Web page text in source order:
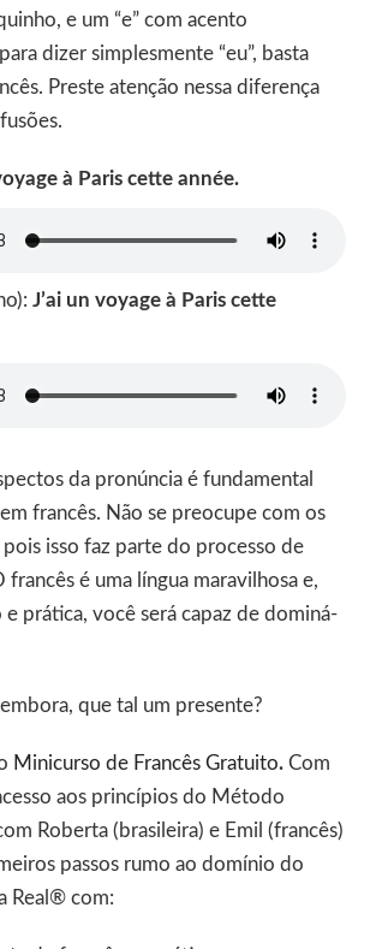
e um “e” com acento
dizer simplesmente “eu”, basta
Preste atenção nessa diferença
à Paris cette année.
J’ai un voyage à Paris cette
da pronúncia é fundamental
francês. Não se preocupe com os
isso faz parte do processo de
francês é uma língua maravilhosa e,
prática, você será capaz de dominá-
que tal um presente?
Minicurso de Francês Gratuito. Com
aos princípios do Método
Roberta (brasileira) e Emil (francês)
passos rumo ao domínio do
Real® com: